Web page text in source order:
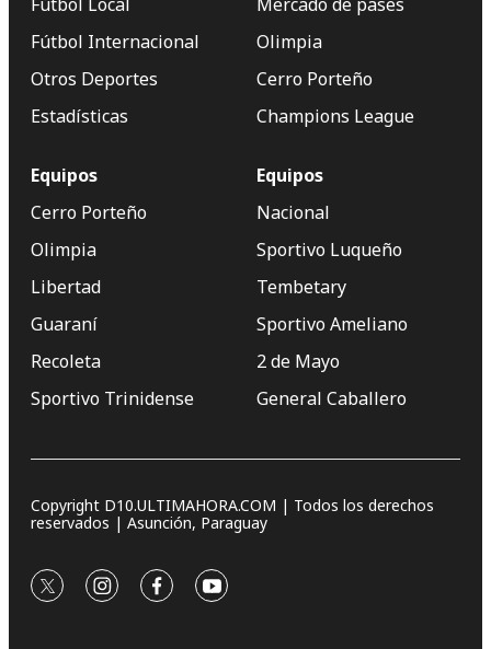
Fútbol Internacional
Otros Deportes
Estadísticas
Olimpia
Cerro Porteño
Champions League
Equipos
Cerro Porteño
Olimpia
Libertad
Guaraní
Recoleta
Sportivo Trinidense
Equipos
Nacional
Sportivo Luqueño
Tembetary
Sportivo Ameliano
2 de Mayo
General Caballero
Copyright D10.ULTIMAHORA.COM | Todos los derechos
reservados | Asunción, Paraguay
twitterinstagram
facebookyoutube